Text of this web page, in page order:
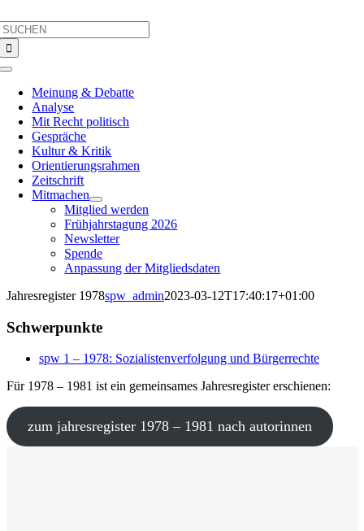
to
content
Toggle
NavigationMeinung & Debatte
Analyse
Mit Recht politisch
Gespräche
Kultur & Kritik
Orientierungsrahmen
Zeitschrift
Mitmachen
Mitglied werden
Frühjahrstagung 2026
Newsletter
Spende
Anpassung der Mitgliedsdaten
Jahresregister 1978spw_admin2023-03-12T17:40:17+01:00
Schwerpunkte
spw 1 – 1978: Sozialistenverfolgung und Bürgerrechte
Für 1978 – 1981 ist ein gemeinsames Jahresregister erschienen:
zum jahresregister 1978 – 1981 nach autorinnen